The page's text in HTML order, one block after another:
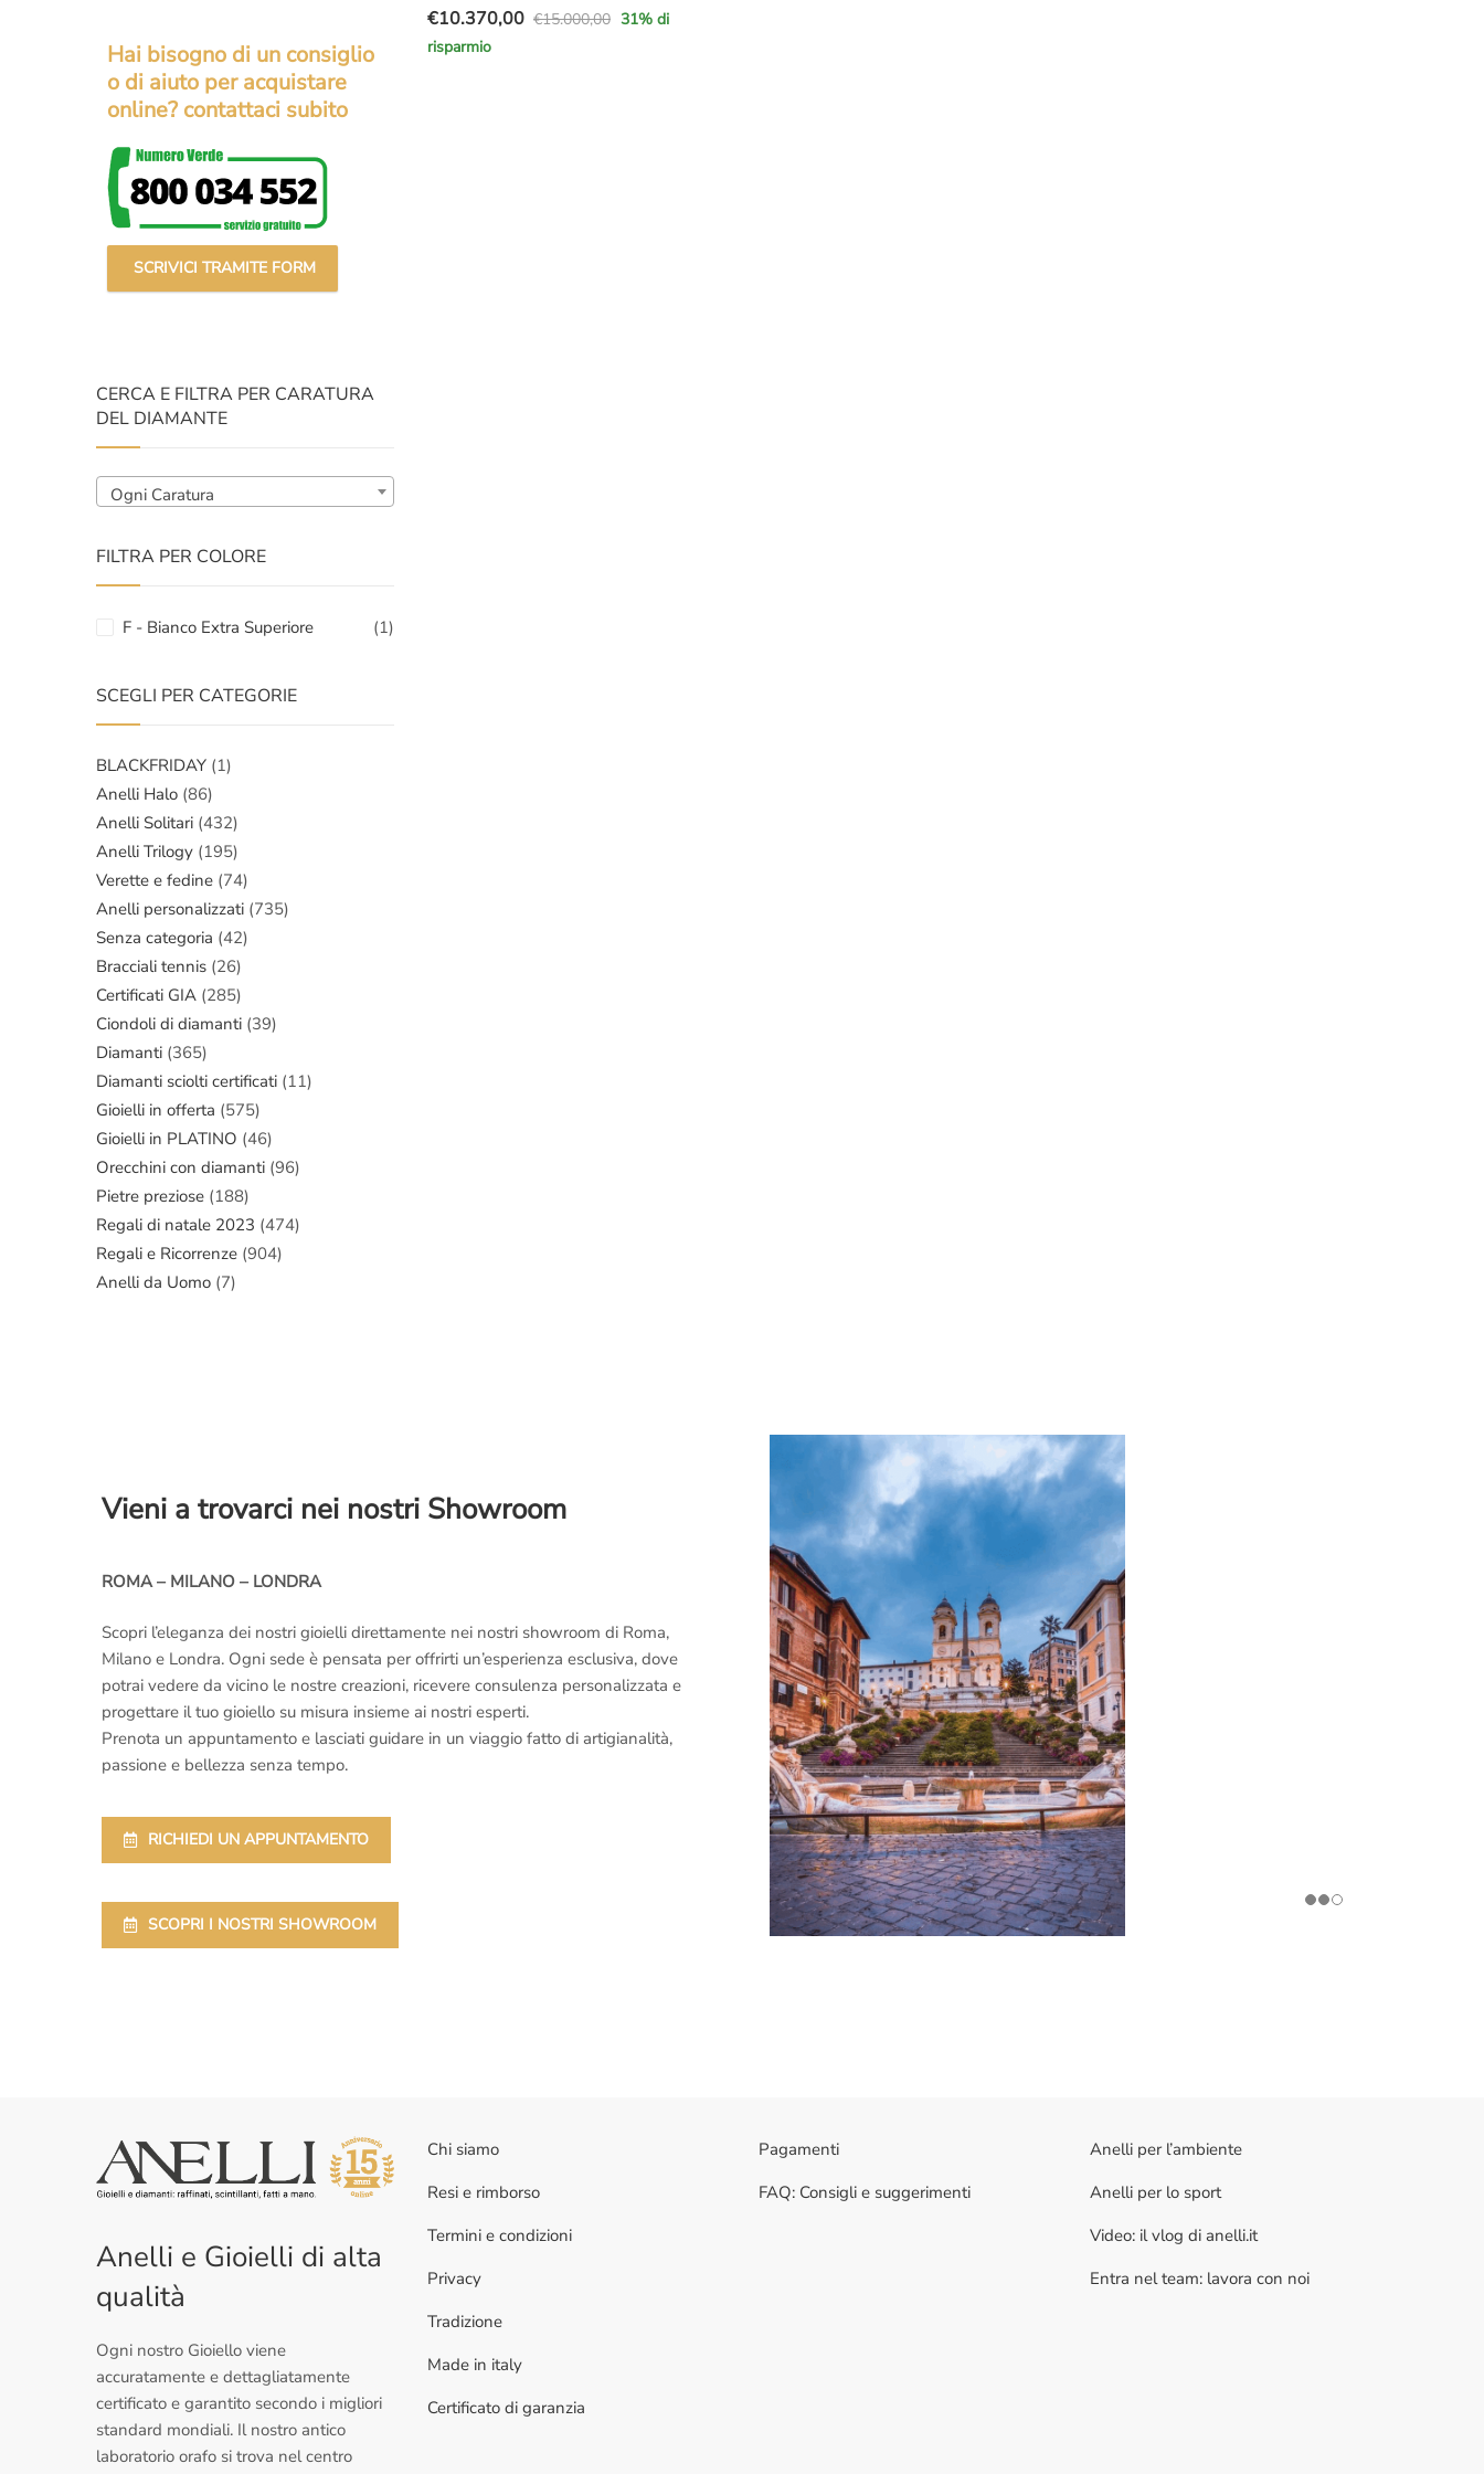
€15.000,00
Il
prezzo
€10.370,00
Il
prezzo
31% di
risparmio
Hai bisogno di un consiglio
o di aiuto per acquistare
online? contattaci subito
SCRIVICI TRAMITE FORM
CERCA E FILTRA PER CARATURA
DEL DIAMANTE
Ogni Caratura
FILTRA PER COLORE
F - Bianco Extra Superiore (1)
SCEGLI PER CATEGORIE
BLACKFRIDAY (1)
Anelli Halo (86)
Anelli Solitari (432)
Anelli Trilogy (195)
Verette e fedine (74)
Anelli personalizzati (735)
Senza categoria (42)
Bracciali tennis (26)
Certificati GIA (285)
Ciondoli di diamanti (39)
Diamanti (365)
Diamanti sciolti certificati (11)
Gioielli in offerta (575)
Gioielli in PLATINO (46)
Orecchini con diamanti (96)
Pietre preziose (188)
Regali di natale 2023 (474)
Regali e Ricorrenze (904)
Anelli da Uomo (7)
Vieni a trovarci nei nostri Showroom
ROMA – MILANO – LONDRA
Scopri l’eleganza dei nostri gioielli direttamente nei nostri showroom di Roma,
Milano e Londra. Ogni sede è pensata per offrirti un’esperienza esclusiva, dove
potrai vedere da vicino le nostre creazioni, ricevere consulenza personalizzata e
progettare il tuo gioiello su misura insieme ai nostri esperti.
Prenota un appuntamento e lasciati guidare in un viaggio fatto di artigianalità,
passione e bellezza senza tempo.
RICHIEDI UN APPUNTAMENTO
SCOPRI I NOSTRI SHOWROOM
Anelli e Gioielli di alta
qualità
Ogni nostro Gioiello viene
accuratamente e dettagliatamente
certificato e garantito secondo i migliori
standard mondiali. Il nostro antico
laboratorio orafo si trova nel centro
Chi siamo
Resi e rimborso
Termini e condizioni
Privacy
Tradizione
Made in italy
Certificato di garanzia
Pagamenti
FAQ: Consigli e suggerimenti
Anelli per l’ambiente
Anelli per lo sport
Video: il vlog di anelli.it
Entra nel team: lavora con noi